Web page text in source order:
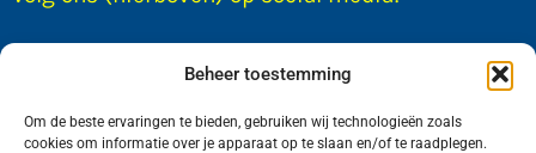
Beheer toestemming
Om de beste ervaringen te bieden, gebruiken wij technologieën zoals
cookies om informatie over je apparaat op te slaan en/of te raadplegen.